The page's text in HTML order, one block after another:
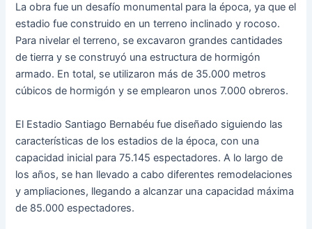
La obra fue un desafío monumental para la época, ya que el
estadio fue construido en un terreno inclinado y rocoso.
Para nivelar el terreno, se excavaron grandes cantidades
de tierra y se construyó una estructura de hormigón
armado. En total, se utilizaron más de 35.000 metros
cúbicos de hormigón y se emplearon unos 7.000 obreros.
El Estadio Santiago Bernabéu fue diseñado siguiendo las
características de los estadios de la época, con una
capacidad inicial para 75.145 espectadores. A lo largo de
los años, se han llevado a cabo diferentes remodelaciones
y ampliaciones, llegando a alcanzar una capacidad máxima
de 85.000 espectadores.